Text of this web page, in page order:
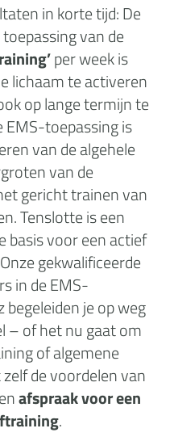
in korte tijd: De
van de
per week is
lichaam te activeren
op lange termijn te
EMS-toepassing is
van de algehele
van de
gericht trainen van
Tenslotte is een
basis voor een actief
gekwalificeerde
in de EMS-
je op weg
– of het nu gaat om
of algemene
de voordelen van
afspraak voor een
.